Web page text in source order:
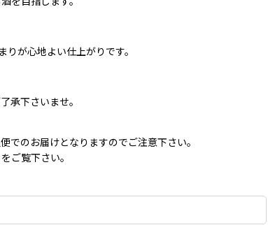
が心地よい仕上がりです。
承下さいませ。
のお届けとなりますのでご注意下さい。
ご覧下さい。